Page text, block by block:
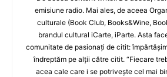
emisiune radio. Mai ales, de aceea
culturale (Book Club, Books&Wine,
brandul cultural iCarte, iParte. Asta
comunitate de pasionați de citit:
îndreptăm pe alții către citit. “Fiecare
acea cale care i se potrivește cel mai